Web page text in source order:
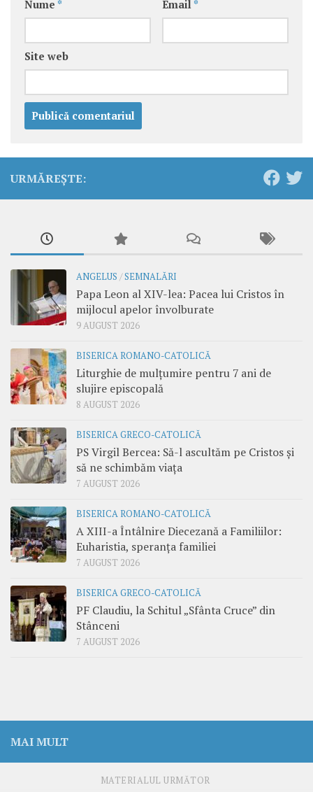
Nume * Email *
Site web
URMĂREȘTE:
ANGELUS /SEMNALĂRI
Papa Leon al XIV-lea: Pacea lui Cristos în
mijlocul apelor învolburate
9 AUGUST 2026
BISERICA ROMANO-CATOLICĂ
Liturghie de mulțumire pentru 7 ani de
slujire episcopală
8 AUGUST 2026
BISERICA GRECO-CATOLICĂ
PS Virgil Bercea: Să-l ascultăm pe Cristos și
să ne schimbăm viața
7 AUGUST 2026
BISERICA ROMANO-CATOLICĂ
A XIII-a Întâlnire Diecezană a Familiilor:
Euharistia, speranța familiei
7 AUGUST 2026
BISERICA GRECO-CATOLICĂ
PF Claudiu, la Schitul „Sfânta Cruce” din
Stânceni
7 AUGUST 2026
MAI MULT
MATERIALUL URMĂTOR